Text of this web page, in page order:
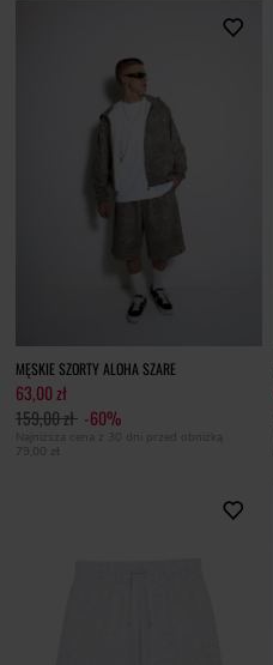
MĘSKIE SZORTY ALOHA SZARE
63,00 zł
159,00 zł -60%
Najniższa cena z 30 dni przed obniżką
79,00 zł